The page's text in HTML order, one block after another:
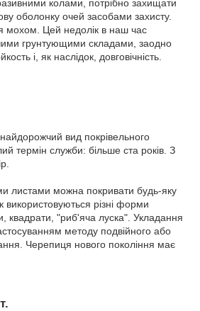
колами, потрібно захищати
оболонку очей засобами захисту.
мохом. Цей недолік в наш час
грунтующими складами, заодно
і, як наслідок, довговічність.
вид покрівельного
термін служби: більше ста років. З
листами можна покривати будь-яку
використовуються різні форми
квадрати, "риб'яча луска". Укладання
методу подвійного або
Черепиця нового покоління має